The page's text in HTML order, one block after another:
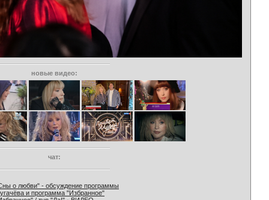
новые видео:
чат:
о любви" - обсуждение программы
и программа "Избранное"